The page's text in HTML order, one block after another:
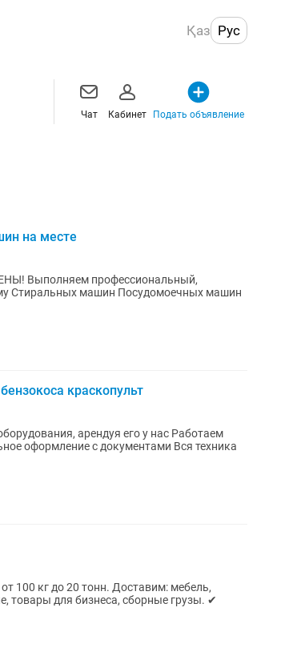
Қаз Рус
Чат Кабинет Подать объявление
на месте
краскопульт
арендуя его у нас Работаем
оформление с документами Вся техника
100 кг до 20 тонн. Доставим: мебель,
товары для бизнеса, сборные грузы. ✔